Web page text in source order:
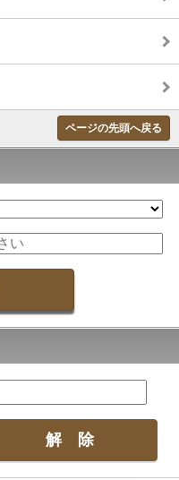
ページの先頭へ戻る